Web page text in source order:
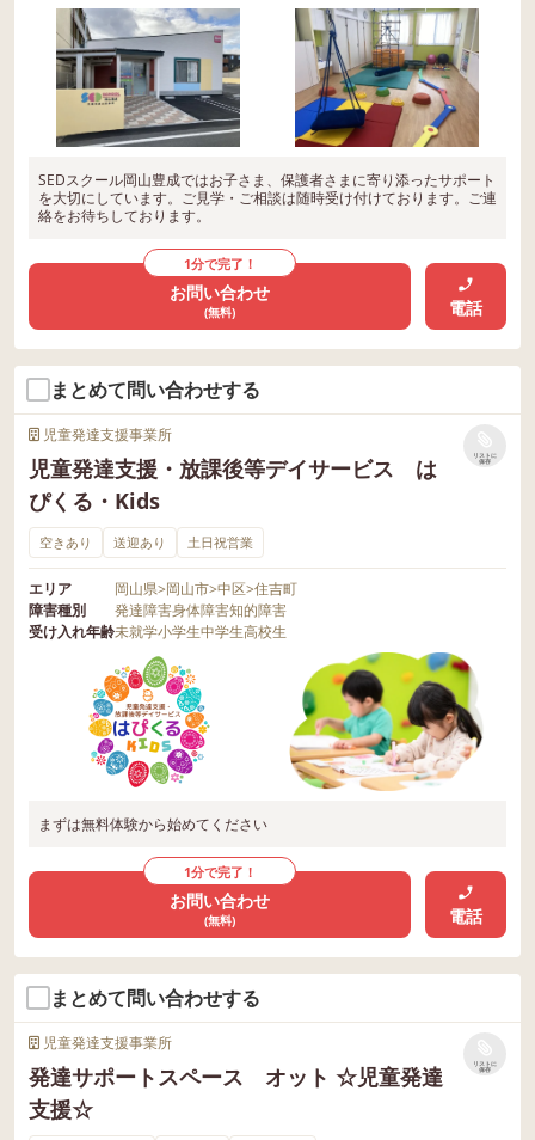
SEDスクール岡山豊成ではお子さま、保護者さまに寄り添ったサポート
を大切にしています。ご見学・ご相談は随時受け付けております。ご連
絡をお待ちしております。
1分で完了！
お問い合わせ
(無料) 電話
まとめて問い合わせする
児童発達支援事業所
児童発達支援・放課後等デイサービス は
ぴくる・Kids
リストに
保存
空きあり 送迎あり 土日祝営業
エリア 岡山県>岡山市>中区>住吉町
障害種別
発達障害身体障害知的障害
受け入れ年齢未就学小学生中学生高校生
まずは無料体験から始めてください
1分で完了！
お問い合わせ
(無料) 電話
まとめて問い合わせする
児童発達支援事業所
発達サポートスペース オット ☆児童発達
支援☆
リストに
保存